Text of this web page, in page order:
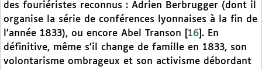
des fouriéristes reconnus : Adrien Berbrugger (dont il
organise la série de conférences lyonnaises à la fin de
l’année 1833), ou encore Abel Transon
16 . En
définitive, même s’il change de famille en 1833, son
volontarisme ombrageux et son activisme débordant